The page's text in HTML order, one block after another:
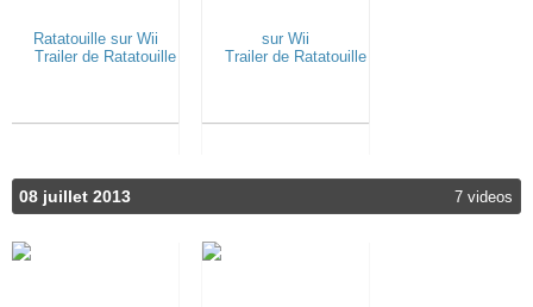
08 juillet 2013 7 videos